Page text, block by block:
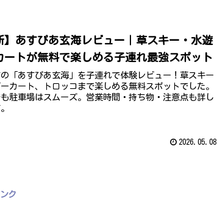
】あすぴあ玄海レビュー｜草スキー・水遊
ートが無料で楽しめる子連れ最強スポット
「あすぴあ玄海」を子連れで体験レビュー！草スキー
カート、トロッコまで楽しめる無料スポットでした。
駐車場はスムーズ。営業時間・持ち物・注意点も詳し
2026.05.08
ク